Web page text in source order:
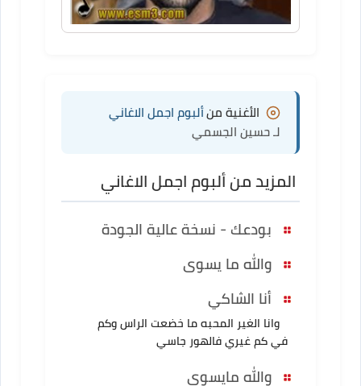
الأغنية منألبوم اجمل الاغاني
لـ حسين الجسمي
المزيد من ألبوم اجمل الاغاني
بودعك - نسخة عالية الجودة
والله ما يسوى
أنا الشاكي
وانا الغير المحبه ما خضعت الراس وكم
في كم غيري فالهور جاسي
والله مايسوي